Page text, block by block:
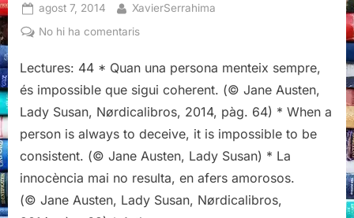
Posted
on
agost 7, 2014 By
XavierSerrahima
No hi ha comentarisa
literàries
de
Susan,
Jane
Austen
Lectures: 44 * Quan una persona menteix sempre,
és impossible que sigui coherent. (© Jane Austen,
Lady Susan, Nørdicalibros, 2014, pàg. 64) * When a
person is always to deceive, it is impossible to be
consistent. (© Jane Austen, Lady Susan) * La
innocència mai no resulta, en afers amorosos.
(© Jane Austen, Lady Susan, Nørdicalibros,